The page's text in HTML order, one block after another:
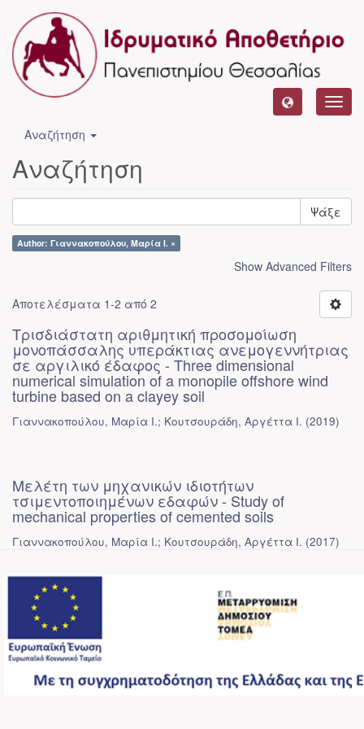
Αναζήτηση
Αναζήτηση
Ψάξε
Author: Γιαννακοπούλου, Μαρία Ι. ×
Show Advanced Filters
Αποτελέσματα 1-2 από 2
Τρισδιάστατη αριθμητική προσομοίωση
μονοπάσσαλης υπεράκτιας ανεμογεννήτριας
σε αργιλικό έδαφος - Three dimensional
numerical simulation of a monopile offshore wind
turbine based on a clayey soil
Γιαννακοπούλου, Μαρία Ι.; Κουτσουράδη, Αργέττα Ι. (2019)
Μελέτη των μηχανικών ιδιοτήτων
τσιμεντοποιημένων εδαφών - Study of
mechanical properties of cemented soils
Γιαννακοπούλου, Μαρία Ι.; Κουτσουράδη, Αργέττα Ι. (2017)